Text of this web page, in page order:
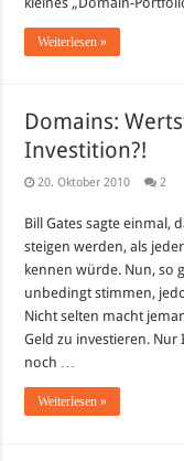
Weiterlesen »
Domains:
Investition?!
20. Oktober 2010 2
Bill Gates sagte einmal,
steigen werden, als
kennen würde. Nun, so
unbedingt stimmen,
Nicht selten macht
Geld zu investieren.
noch …
Weiterlesen »